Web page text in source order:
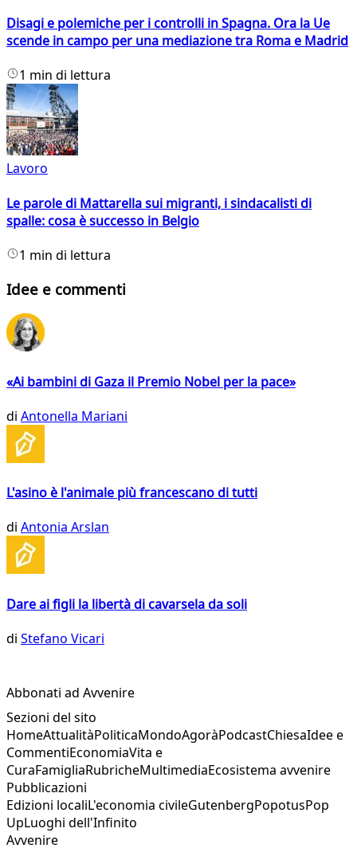
Disagi e polemiche per i controlli in Spagna. Ora la Ue
scende in campo per una mediazione tra Roma e Madrid
1 min di lettura
Lavoro
Le parole di Mattarella sui migranti, i sindacalisti di
spalle: cosa è successo in Belgio
1 min di lettura
Idee e commenti
«Ai bambini di Gaza il Premio Nobel per la pace»
di Antonella Mariani
L'asino è l'animale più francescano di tutti
di Antonia Arslan
Dare ai figli la libertà di cavarsela da soli
di Stefano Vicari
Abbonati ad Avvenire
Sezioni del sito
HomeAttualitàPoliticaMondoAgoràPodcastChiesaIdee e
CommentiEconomiaVita e
CuraFamigliaRubricheMultimediaEcosistema avvenire
Pubblicazioni
Edizioni localiL'economia civileGutenbergPopotusPop
UpLuoghi dell'Infinito
Avvenire